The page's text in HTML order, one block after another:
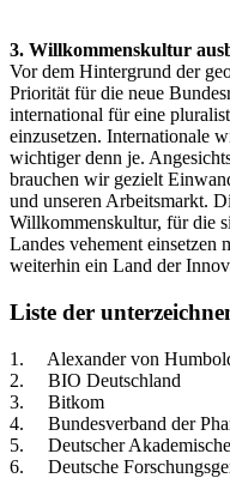
3. Willkommenskultur
Vor dem Hintergrund der
Priorität für die neue
international für eine
einzusetzen. Internationale
wichtiger denn je.
brauchen wir gezielt
und unseren Arbeitsmarkt.
Willkommenskultur, für die
Landes vehement einsetzen
weiterhin ein Land der
Liste der
1. Alexander von
2. BIO Deutschland
3. Bitkom
4. Bundesverband der
5. Deutscher
6. Deutsche